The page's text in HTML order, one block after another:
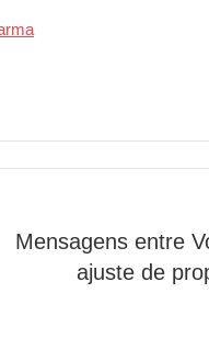
Mensagens entre
ajuste de